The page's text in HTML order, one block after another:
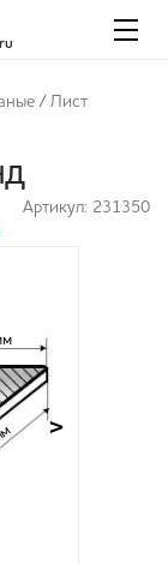
/ Лист
Артикул: 231350
>